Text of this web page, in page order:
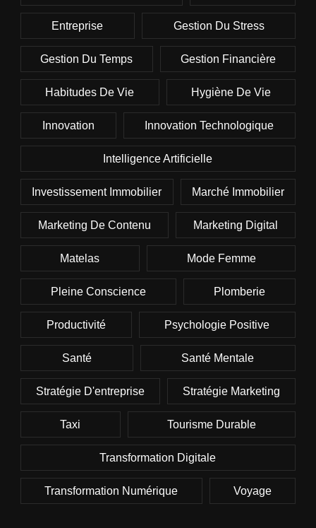
Entreprise Gestion Du Stress
Gestion Du Temps Gestion Financière
Habitudes De Vie Hygiène De Vie
Innovation Innovation Technologique
Intelligence Artificielle
Investissement Immobilier Marché Immobilier
Marketing De Contenu Marketing Digital
Matelas Mode Femme
Pleine Conscience Plomberie
Productivité Psychologie Positive
Santé Santé Mentale
Stratégie D'entreprise Stratégie Marketing
Taxi Tourisme Durable
Transformation Digitale
Transformation Numérique Voyage